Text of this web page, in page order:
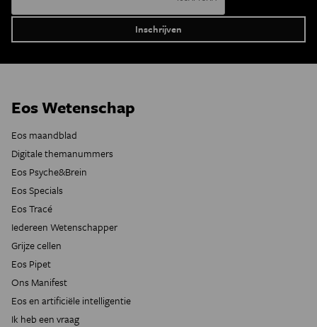
Eos Wetenschap
Eos maandblad
Digitale themanummers
Eos Psyche&Brein
Eos Specials
Eos Tracé
Iedereen Wetenschapper
Grijze cellen
Eos Pipet
Ons Manifest
Eos en artificiële intelligentie
Ik heb een vraag